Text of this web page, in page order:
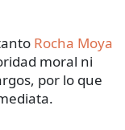
Rocha Moya
moral ni
por lo que